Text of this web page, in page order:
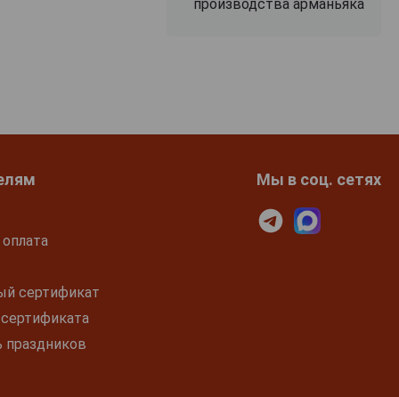
производства арманьяка
сертификат
праздников
Мы в соц. сетях